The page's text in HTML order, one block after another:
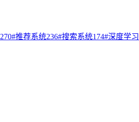
270#推荐系统236#搜索系统174#深度学习